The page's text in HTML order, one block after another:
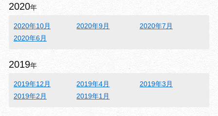
2020年
2020年10月 2020年9月
2020年7月
2020年6月
2019年
2019年12月 2019年4月
2019年3月
2019年2月
2019年1月